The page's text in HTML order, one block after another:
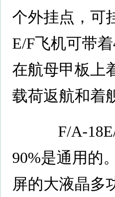
个外挂点，可
E/F飞机可带
在航母甲板上
载荷返航和着
F/A-18E/F
90%是通用的
屏的大液晶多